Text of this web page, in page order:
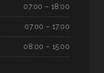
07:00 – 18:00
07:00 – 17:00
08:00 – 15:00